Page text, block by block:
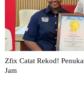
Zfix Catat Rekod!
Jam